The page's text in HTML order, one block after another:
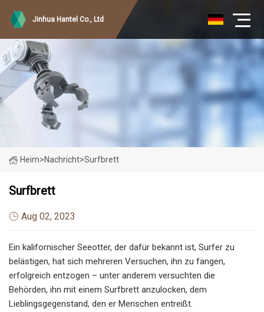
Jinhua Hantel Co., Ltd
Heim>Nachricht>Surfbrett
Surfbrett
Aug 02, 2023
Ein kalifornischer Seeotter, der dafür bekannt ist, Surfer zu
belästigen, hat sich mehreren Versuchen, ihn zu fangen,
erfolgreich entzogen – unter anderem versuchten die
Behörden, ihn mit einem Surfbrett anzulocken, dem
Lieblingsgegenstand, den er Menschen entreißt.